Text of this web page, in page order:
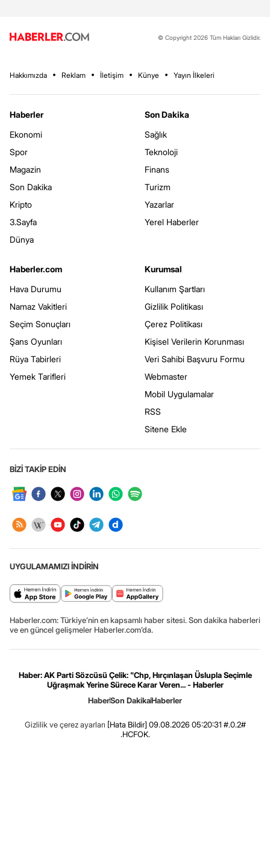
© Copyright 2026 Tüm Hakları Gizlidir.
Hakkımızda Reklam İletişim Künye Yayın İlkeleri
Haberler
Ekonomi
Spor
Magazin
Son Dakika
Kripto
3.Sayfa
Dünya
Son Dakika
Sağlık
Teknoloji
Finans
Turizm
Yazarlar
Yerel Haberler
Haberler.com
Hava Durumu
Namaz Vakitleri
Seçim Sonuçları
Şans Oyunları
Rüya Tabirleri
Yemek Tarifleri
Kurumsal
Kullanım Şartları
Gizlilik Politikası
Çerez Politikası
Kişisel Verilerin Korunması
Veri Sahibi Başvuru Formu
Webmaster
Mobil Uygulamalar
RSS
Sitene Ekle
BİZİ TAKİP EDİN
UYGULAMAMIZI İNDİRİN
Haberler.com: Türkiye’nin en kapsamlı haber sitesi. Son dakika haberleri
ve en güncel gelişmeler Haberler.com’da.
Haber: AK Parti Sözcüsü Çelik: "Chp, Hırçınlaşan Üslupla Seçimle
Uğraşmak Yerine Sürece Karar Veren... - Haberler
HaberSon DakikaHaberler
Gizlilik ve çerez ayarları [Hata Bildir] 09.08.2026 05:20:31 #.0.2#
.HCFOK.